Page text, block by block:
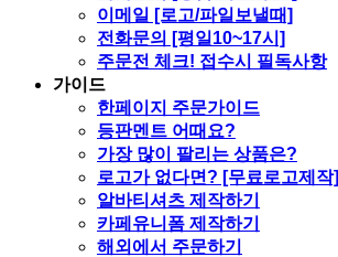
이메일 [로고/파일보낼때]
전화문의 [평일10~17시]
주문전 체크! 접수시 필독사항
가이드
한페이지 주문가이드
등판멘트 어때요?
가장 많이 팔리는 상품은?
로고가 없다면? [무료로고제작]
알바티셔츠 제작하기
카페유니폼 제작하기
해외에서 주문하기